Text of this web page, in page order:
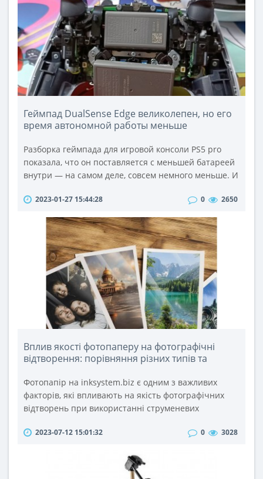
пилы цена установлена вполне демократичная, что
делает их доступными для самого широкого круга
потре..
Геймпад DualSense Edge великолепен, но его
время автономной работы меньше
Разборка геймпада для игровой консоли PS5 pro
показала, что он поставляется с меньшей батареей
внутри — на самом деле, совсем немного меньше. И
чем эквивалент 1560 мАч в обычном
от четырех до шести часов игрового процесса,
прежде чем нам потребуется перезарядка. Это
примерно полная перезарядка в день..
2023-01-27 15:44:28 0 2650
Вплив якості фотопаперу на фотографічні
відтворення: порівняння різних типів та
Фотопапір на inksystem.biz є одним з важливих
факторів, які впливають на якість фотографічних
відтворень при використанні струменевих
(БФП). Якість фотопаперу визначає насиченість
тривалість збереження фотографій. У цій статті ми
розглянемо різні типи та бренди фотопаперу та їх
2023-07-12 15:01:32 0 3028